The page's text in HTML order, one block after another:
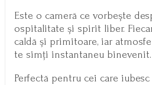
Este o cameră ce vorbește
ospitalitate și spirit liber.
caldă și primitoare, iar
te simți instantaneu binevenit.
Perfectă pentru cei care